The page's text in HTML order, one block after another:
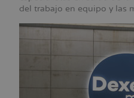
del trabajo en equipo y las